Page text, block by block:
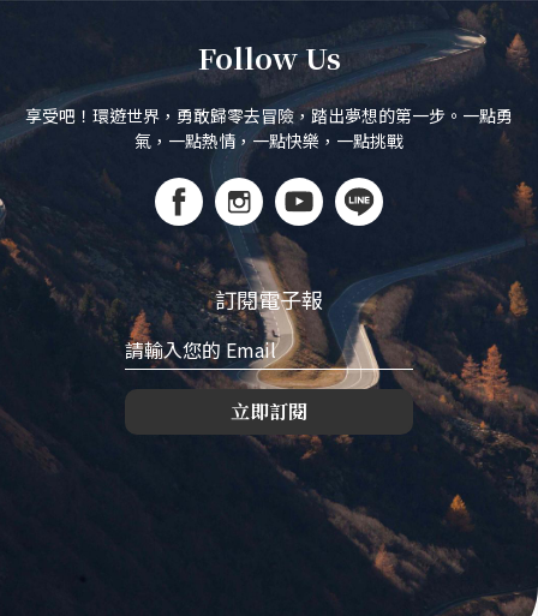
Follow Us
享受吧！環遊世界，勇敢歸零去冒險，踏出夢想的第一步。一點勇
氣，一點熱情，一點快樂，一點挑戰
訂閱電子報
立即訂閱